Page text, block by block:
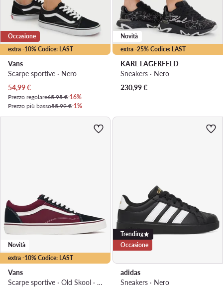
extra -10% Codice: LAST
Occasione
Vans
Scarpe sportive · Nero
Prezzo attuale
54,99€
Prezzo regolare65,95 €-16%
Prezzo più basso55,99 €-1%
extra -25% Codice: LAST
Novità
KARL LAGERFELD
Sneakers · Nero
230,99€
extra -10% Codice: LAST
Novità
Vans
Scarpe sportive · Old Skool · Bordeaux
Trending
Occasione
adidas
Sneakers · Nero